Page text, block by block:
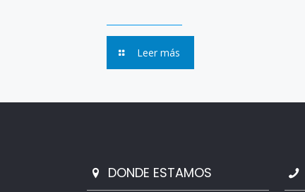
Leer más
DONDE ESTAMOS